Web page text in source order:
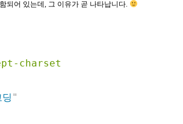
되어 있는데, 그 이유가 곧 나타납니다.
charset
"